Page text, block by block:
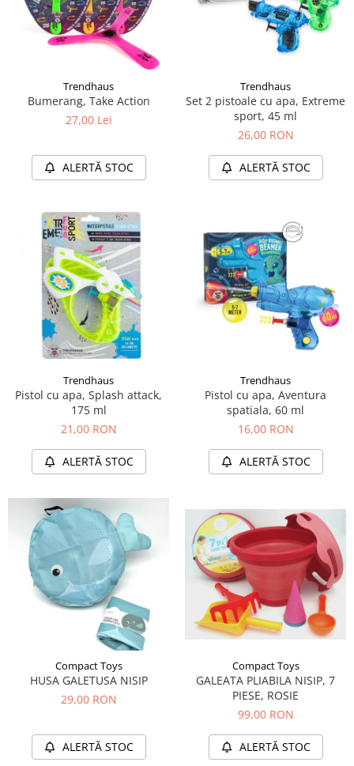
Trendhaus
Bumerang, Take Action
27,00 Lei
ALERTĂ STOC
Trendhaus
Set 2 pistoale cu apa, Extreme
sport, 45 ml
26,00 RON
ALERTĂ STOC
Trendhaus
Pistol cu apa, Splash attack,
175 ml
21,00 RON
ALERTĂ STOC
Trendhaus
Pistol cu apa, Aventura
spatiala, 60 ml
16,00 RON
ALERTĂ STOC
Compact Toys
HUSA GALETUSA NISIP
29,00 RON
ALERTĂ STOC
Compact Toys
GALEATA PLIABILA NISIP, 7
PIESE, ROSIE
99,00 RON
ALERTĂ STOC